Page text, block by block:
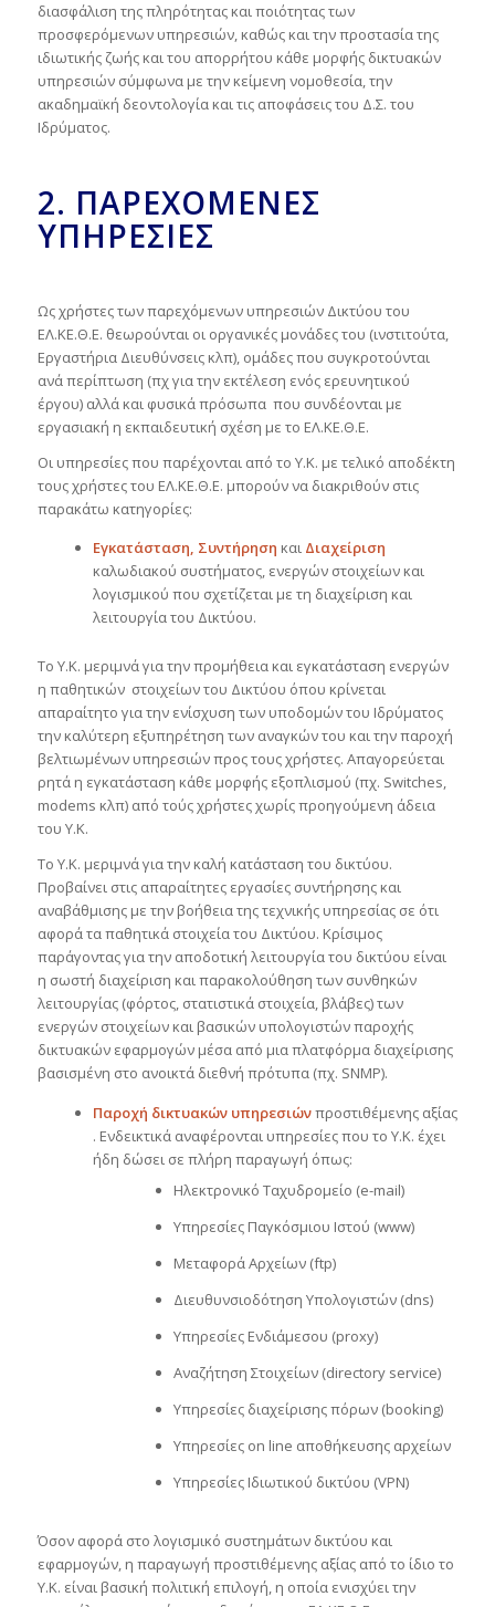
διασφάλιση της πληρότητας και ποιότητας των
προσφερόμενων υπηρεσιών, καθώς και την προστασία της
ιδιωτικής ζωής και του απορρήτου κάθε μορφής δικτυακών
υπηρεσιών σύμφωνα με την κείμενη νομοθεσία, την
ακαδημαϊκή δεοντολογία και τις αποφάσεις του Δ.Σ. του
Ιδρύματος.
2. ΠΑΡΕΧΟΜΕΝΕΣ
ΥΠΗΡΕΣΙΕΣ
Ως χρήστες των παρεχόμενων υπηρεσιών Δικτύου του
ΕΛ.ΚΕ.Θ.Ε. θεωρούνται οι οργανικές μονάδες του (ινστιτούτα,
Εργαστήρια Διευθύνσεις κλπ), ομάδες που συγκροτούνται
ανά περίπτωση (πχ για την εκτέλεση ενός ερευνητικού
έργου) αλλά και φυσικά πρόσωπα που συνδέονται με
εργασιακή η εκπαιδευτική σχέση με το ΕΛ.ΚΕ.Θ.Ε.
Οι υπηρεσίες που παρέχονται από το Υ.Κ. με τελικό αποδέκτη
τους χρήστες του ΕΛ.ΚΕ.Θ.Ε. μπορούν να διακριθούν στις
παρακάτω κατηγορίες:
Εγκατάσταση, Συντήρηση και Διαχείριση
καλωδιακού συστήματος, ενεργών στοιχείων και
λογισμικού που σχετίζεται με τη διαχείριση και
λειτουργία του Δικτύου.
Το Υ.Κ. μεριμνά για την προμήθεια και εγκατάσταση ενεργών
η παθητικών στοιχείων του Δικτύου όπου κρίνεται
απαραίτητο για την ενίσχυση των υποδομών του Ιδρύματος
την καλύτερη εξυπηρέτηση των αναγκών του και την παροχή
βελτιωμένων υπηρεσιών προς τους χρήστες. Απαγορεύεται
ρητά η εγκατάσταση κάθε μορφής εξοπλισμού (πχ. Switches,
modems κλπ) από τούς χρήστες χωρίς προηγούμενη άδεια
του Υ.Κ.
Το Υ.Κ. μεριμνά για την καλή κατάσταση του δικτύου.
Προβαίνει στις απαραίτητες εργασίες συντήρησης και
αναβάθμισης με την βοήθεια της τεχνικής υπηρεσίας σε ότι
αφορά τα παθητικά στοιχεία του Δικτύου. Κρίσιμος
παράγοντας για την αποδοτική λειτουργία του δικτύου είναι
η σωστή διαχείριση και παρακολούθηση των συνθηκών
λειτουργίας (φόρτος, στατιστικά στοιχεία, βλάβες) των
ενεργών στοιχείων και βασικών υπολογιστών παροχής
δικτυακών εφαρμογών μέσα από μια πλατφόρμα διαχείρισης
βασισμένη στο ανοικτά διεθνή πρότυπα (πχ. SNMP).
Παροχή δικτυακών υπηρεσιώνπροστιθέμενης αξίας
. Ενδεικτικά αναφέρονται υπηρεσίες που το Υ.Κ. έχει
ήδη δώσει σε πλήρη παραγωγή όπως:
Ηλεκτρονικό Ταχυδρομείο (e-mail)
Υπηρεσίες Παγκόσμιου Ιστού (www)
Μεταφορά Αρχείων (ftp)
Διευθυνσιοδότηση Υπολογιστών (dns)
Υπηρεσίες Ενδιάμεσου (proxy)
Αναζήτηση Στοιχείων (directory service)
Υπηρεσίες διαχείρισης πόρων (booking)
Υπηρεσίες on line αποθήκευσης αρχείων
Υπηρεσίες Ιδιωτικού δικτύου (VPN)
Όσον αφορά στο λογισμικό συστημάτων δικτύου και
εφαρμογών, η παραγωγή προστιθέμενης αξίας από το ίδιο το
Y.K. είναι βασική πολιτική επιλογή, η οποία ενισχύει την